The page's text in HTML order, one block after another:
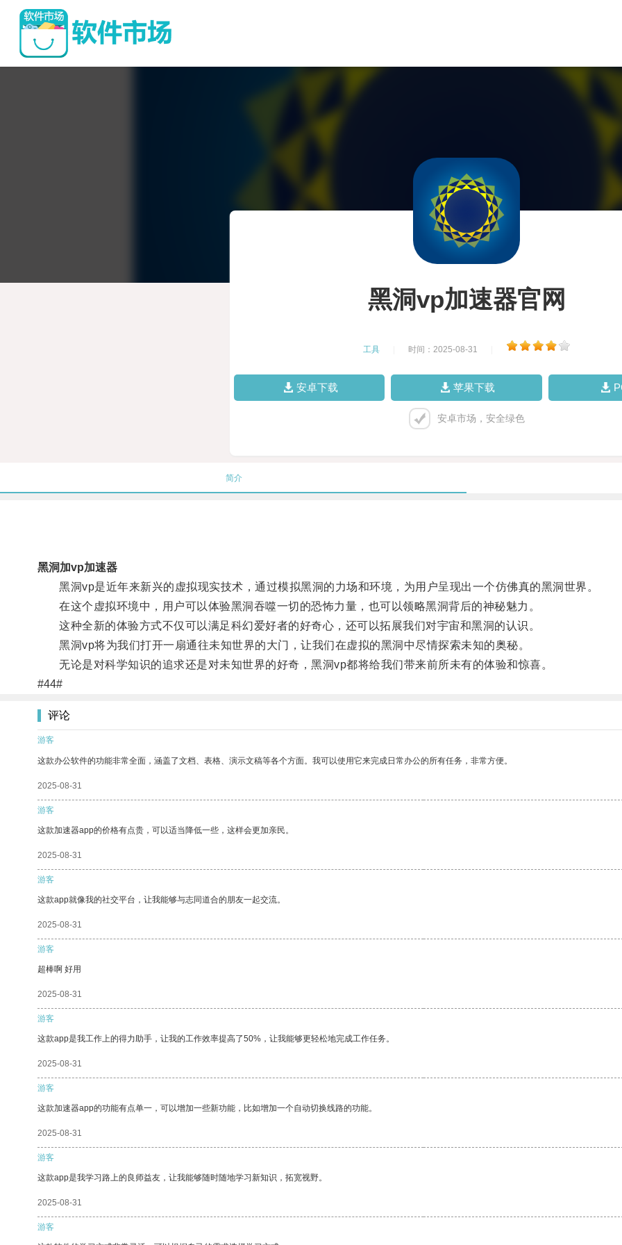
黑洞vp加速器官网
工具 时间：2025-08-31
安卓下载 苹果下载
安卓市场，安全绿色
简介
黑洞加vp加速器
黑洞vp是近年来新兴的虚拟现实技术，通过模拟黑洞的力场和环境，为用户呈现出一个仿佛真的黑洞世界。
在这个虚拟环境中，用户可以体验黑洞吞噬一切的恐怖力量，也可以领略黑洞背后的神秘魅力。
这种全新的体验方式不仅可以满足科幻爱好者的好奇心，还可以拓展我们对宇宙和黑洞的认识。
黑洞vp将为我们打开一扇通往未知世界的大门，让我们在虚拟的黑洞中尽情探索未知的奥秘。
无论是对科学知识的追求还是对未知世界的好奇，黑洞vp都将给我们带来前所未有的体验和惊喜。
#44#
评论
游客
这款办公软件的功能非常全面，涵盖了文档、表格、演示文稿等各个方面。我可以使用它来完成日常办公的所有任务，非常方便。
2025-08-31
游客
这款加速器app的价格有点贵，可以适当降低一些，这样会更加亲民。
2025-08-31
游客
这款app就像我的社交平台，让我能够与志同道合的朋友一起交流。
2025-08-31
游客
超棒啊 好用
2025-08-31
游客
这款app是我工作上的得力助手，让我的工作效率提高了50%，让我能够更轻松地完成工作任务。
2025-08-31
游客
这款加速器app的功能有点单一，可以增加一些新功能，比如增加一个自动切换线路的功能。
2025-08-31
游客
这款app是我学习路上的良师益友，让我能够随时随地学习新知识，拓宽视野。
2025-08-31
游客